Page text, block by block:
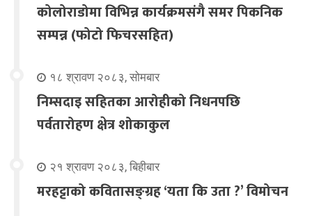
कोलोराडोमा विभिन्न कार्यक्रमसंगै समर पिकनिक
सम्पन्न (फोटो फिचरसहित)
१८ श्रावण २०८३, सोमबार
निम्सदाइ सहितका आरोहीको निधनपछि
पर्वतारोहण क्षेत्र शोकाकुल
२१ श्रावण २०८३, बिहीबार
मरहट्टाको कवितासङ्ग्रह ‘यता कि उता ?’ विमोचन